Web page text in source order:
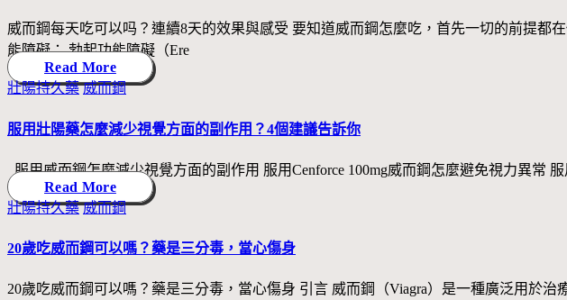
威而鋼每天吃可以吗？連續8天的效果與感受 要知道威而鋼怎麼吃，首先一切的前提
能障礙： 勃起功能障礙（Ere
Read More
Posted
in
壯陽持久藥 威而鋼
服用壯陽藥怎麼減少視覺方面的副作用？4個建議告訴你
服用威而鋼怎麼減少視覺方面的副作用 服用Cenforce 100mg威而鋼怎麼避免視力異常
Read More
Posted
in
壯陽持久藥 威而鋼
20歲吃威而鋼可以嗎？藥是三分毒，當心傷身
20歲吃威而鋼可以嗎？藥是三分毒，當心傷身 引言 威而鋼（Viagra）是一種廣泛用於